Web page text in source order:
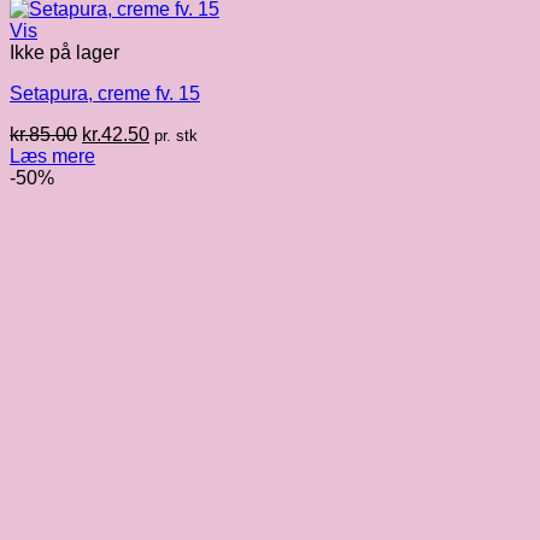
Vis
Ikke på lager
Setapura, creme fv. 15
kr.85.00 Den
oprindelige
kr.42.50Den
pr. stk
Læs mere
-50%